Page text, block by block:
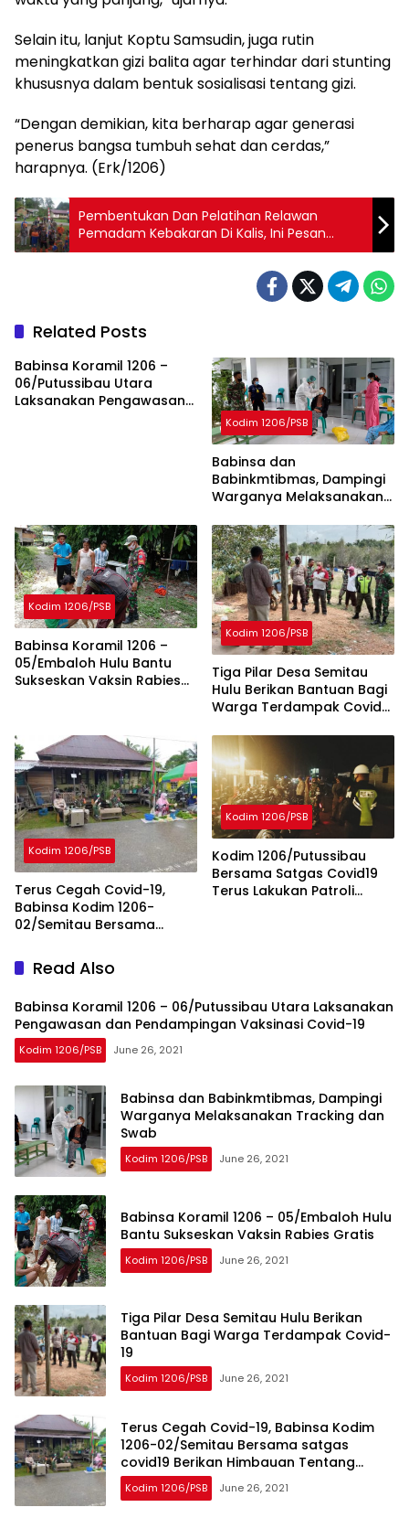
Selain itu, lanjut Koptu Samsudin, juga rutin
meningkatkan gizi balita agar terhindar dari stunting
khususnya dalam bentuk sosialisasi tentang gizi.
“Dengan demikian, kita berharap agar generasi
penerus bangsa tumbuh sehat dan cerdas,”
harapnya. (Erk/1206)
Pembentukan Dan Pelatihan Relawan
Pemadam Kebakaran Di Kalis, Ini Pesan
Babinsa Koramil 1206-12 Kalis
Related Posts
Babinsa Koramil 1206 –
06/Putussibau Utara
Laksanakan Pengawasan
Kodim 1206/PSB
Babinsa dan
Babinkmtibmas, Dampingi
Warganya Melaksanakan
Kodim 1206/PSB
Babinsa Koramil 1206 –
05/Embaloh Hulu Bantu
Sukseskan Vaksin Rabies
Kodim 1206/PSB
Tiga Pilar Desa Semitau
Hulu Berikan Bantuan Bagi
Warga Terdampak Covid-
Kodim 1206/PSB
Terus Cegah Covid-19,
Babinsa Kodim 1206-
02/Semitau Bersama
Himbauan Tentang Disiplin
Protkes
Kodim 1206/PSB
Kodim 1206/Putussibau
Bersama Satgas Covid19
Terus Lakukan Patroli
Read Also
Babinsa Koramil 1206 – 06/Putussibau Utara Laksanakan
Pengawasan dan Pendampingan Vaksinasi Covid-19
Kodim 1206/PSB June 26, 2021
Babinsa dan Babinkmtibmas, Dampingi
Warganya Melaksanakan Tracking dan
Swab
Kodim 1206/PSB June 26, 2021
Babinsa Koramil 1206 – 05/Embaloh Hulu
Bantu Sukseskan Vaksin Rabies Gratis
Kodim 1206/PSB June 26, 2021
Tiga Pilar Desa Semitau Hulu Berikan
Bantuan Bagi Warga Terdampak Covid-
19
Kodim 1206/PSB June 26, 2021
Terus Cegah Covid-19, Babinsa Kodim
1206-02/Semitau Bersama satgas
covid19 Berikan Himbauan Tentang
Disiplin Protkes
Kodim 1206/PSB June 26, 2021